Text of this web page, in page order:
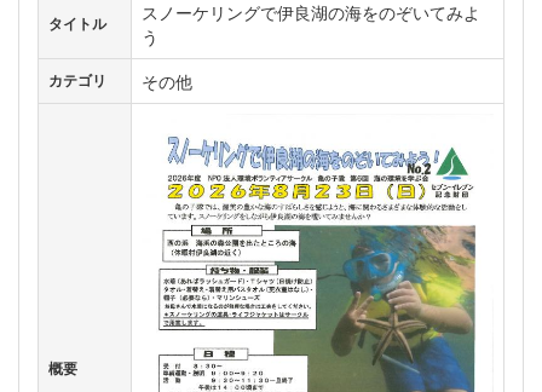
タイトル
スノーケリングで伊良湖の海をのぞいてみよ
う
カテゴリ その他
概要